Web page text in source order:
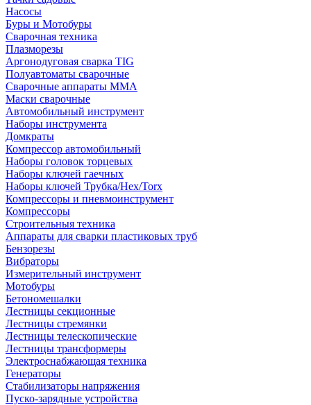
Насосы
Буры и Мотобуры
Сварочная техника
Плазморезы
Аргонодуговая сварка TIG
Полуавтоматы сварочные
Сварочные аппараты ММА
Маски сварочные
Автомобильный инструмент
Наборы инструмента
Домкраты
Компрессор автомобильный
Наборы головок торцевых
Наборы ключей гаечных
Наборы ключей Трубка/Hex/Torx
Компрессоры и пневмоинструмент
Компрессоры
Строительныя техника
Аппараты для сварки пластиковых труб
Бензорезы
Вибраторы
Измерительный инструмент
Мотобуры
Бетономешалки
Лестницы секционные
Лестницы стремянки
Лестницы телескопические
Лестницы трансформеры
Электроснабжающая техника
Генераторы
Стабилизаторы напряжения
Пуско-зарядные устройства